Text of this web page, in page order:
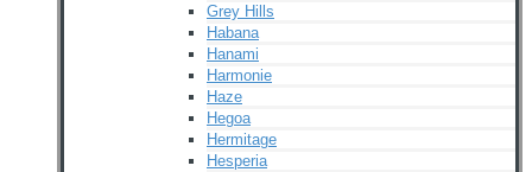
Grey Hills
Habana
Hanami
Harmonie
Haze
Hegoa
Hermitage
Hesperia